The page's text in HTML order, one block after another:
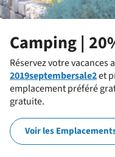
Camping |
Réservez votre vacances
2019septembersale2et
emplacement préféré
gratuite.
Voir les